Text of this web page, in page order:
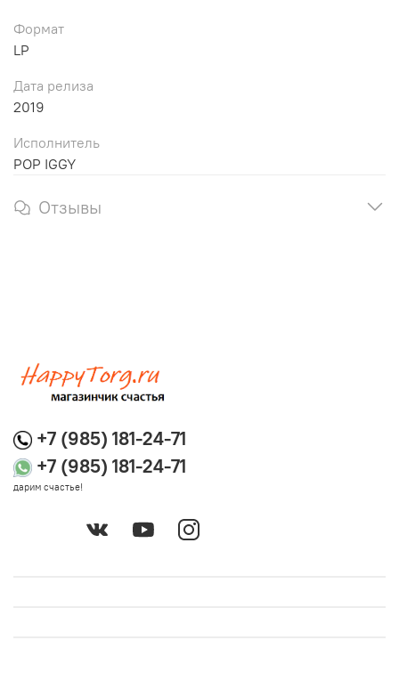
Формат
LP
Дата релиза
2019
Исполнитель
POP IGGY
Отзывы
+7 (985) 181-24-71
+7 (985) 181-24-71
дарим счастье!